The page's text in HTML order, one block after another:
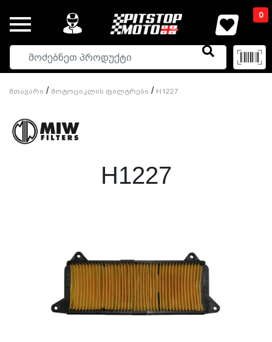
0
Მთავარი / Მოტოციკლის Ფილტრები / H1227
H1227